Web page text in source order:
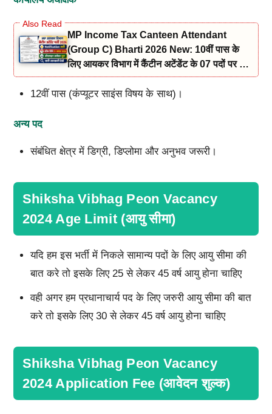
MP Income Tax Canteen Attendant
(Group C) Bharti 2026 New: 10वीं पास के
लिए आयकर विभाग में कैंटीन अटेंडेंट के 07 पदों पर भर्ती
नोटिफिकेशन और आवेदन जारी
12वीं पास (कंप्यूटर साइंस विषय के साथ)।
अन्य पद
संबंधित क्षेत्र में डिग्री, डिप्लोमा और अनुभव जरूरी।
Shiksha Vibhag Peon Vacancy
2024 Age Limit (आयु सीमा)
यदि हम इस भर्ती में निकले सामान्य पदों के लिए आयु सीमा की
बात करे तो इसके लिए 25 से लेकर 45 वर्ष आयु होना चाहिए
वही अगर हम प्रधानाचार्य पद के लिए जरुरी आयु सीमा की बात
करे तो इसके लिए 30 से लेकर 45 वर्ष आयु होना चाहिए
Shiksha Vibhag Peon Vacancy
2024 Application Fee (आवेदन शुल्क)